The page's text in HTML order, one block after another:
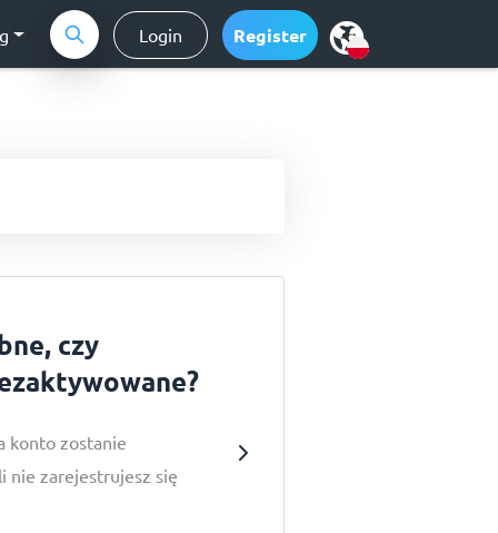
Login Register
czy
konto zostanie
nie zarejestrujesz się